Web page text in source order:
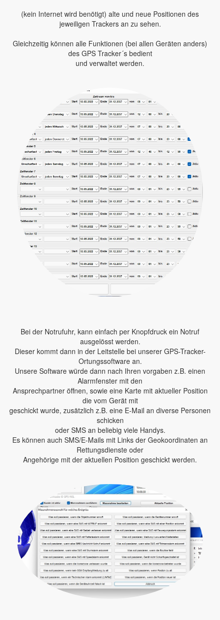
(kein Internet wird benötigt) alte und neue Positionen des
jeweiligen Trackers an zu sehen.
Gleichzeitig können alle Funktionen (bei allen Geräten anders)
des GPS Tracker´s bedient
und verwaltet werden.
Bei der Notrufuhr, kann einfach per Knopfdruck ein Notruf
ausgelösst werden.
Dieser kommt dann in der Leitstelle bei unserer GPS-Tracker-
Ortungssoftware an.
Unsere Software würde dann nach Ihren vorgaben z.B. einen
Alarmfenster mit den
Ansprechpartner öffnen, sowie eine Karte mit aktueller Position
die vom Gerät mit
geschickt wurde, zusätzlich z.B. eine E-Mail an diverse Personen
schicken
oder SMS an beliebig viele Handys.
Es können auch SMS/E-Mails mit Links der Geokoordinaten an
Rettungsdienste oder
Angehörige mit der aktuellen Position geschickt werden.